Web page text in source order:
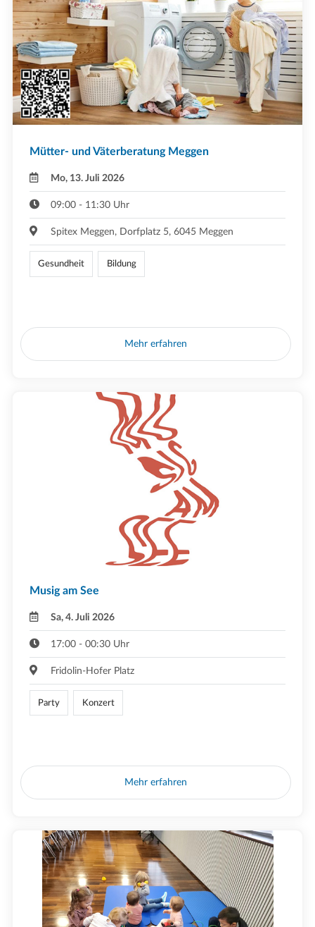
Mütter- und Väterberatung Meggen
Mo, 13. Juli 2026
09:00 - 11:30 Uhr
Spitex Meggen, Dorfplatz 5, 6045 Meggen
Gesundheit Bildung
Mehr erfahren
Musig am See
Sa, 4. Juli 2026
17:00 - 00:30 Uhr
Fridolin-Hofer Platz
Party Konzert
Mehr erfahren